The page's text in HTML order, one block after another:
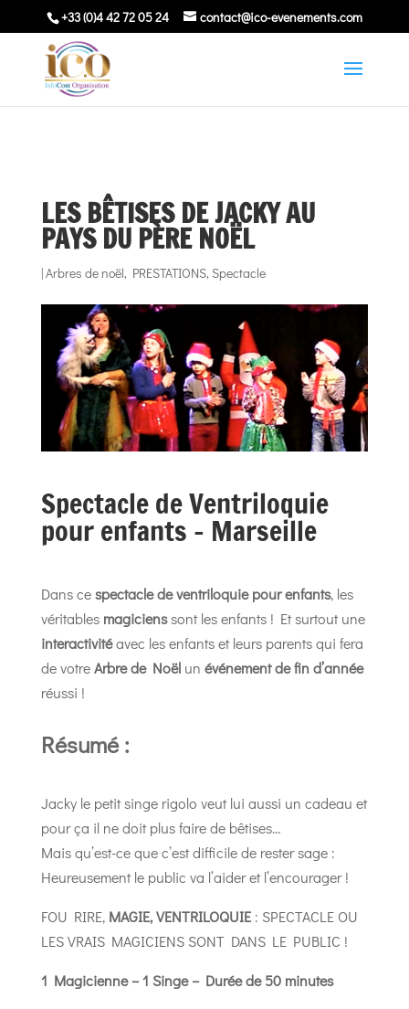
+33 (0)4 42 72 05 24 contact@ico-evenements.com
LES BÊTISES DE JACKY AU
PAYS DU PÈRE NOËL
|Arbres de noël, PRESTATIONS, Spectacle
Spectacle de Ventriloquie
pour enfants – Marseille
Dans cespectacle de ventriloquie pour enfants, les
véritables magicienssont les enfants ! Et surtout une
interactivitéavec les enfants et leurs parents qui fera
de votreArbre de Noëlun événement de fin d’année
réussi !
Résumé :
Jacky le petit singe rigolo veut lui aussi un cadeau et
pour ça il ne doit plus faire de bêtises…
Mais qu’est-ce que c’est difficile de rester sage :
Heureusement le public va l’aider et l’encourager !
FOU RIRE, MAGIE, VENTRILOQUIE: SPECTACLE OU
LES VRAIS MAGICIENS SONT DANS LE PUBLIC !
1 Magicienne – 1 Singe – Durée de 50 minutes